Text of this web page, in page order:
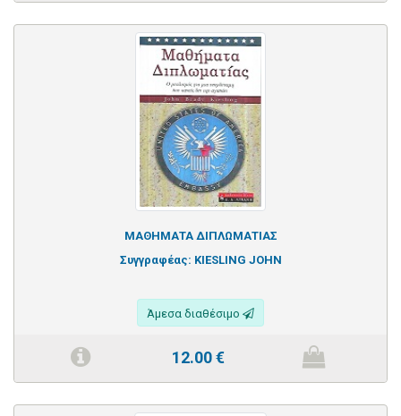
ΜΑΘΗΜΑΤΑ ΔΙΠΛΩΜΑΤΙΑΣ
Συγγραφέας: KIESLING JOHN
Άμεσα διαθέσιμο
12.00€